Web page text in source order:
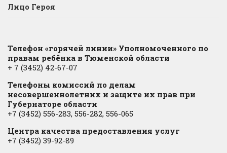
Лицо Героя
Телефон «горячей линии» Уполномоченного по
правам ребёнка в Тюменской области
+ 7 (3452) 42-67-07
Телефоны комиссий по делам
несовершеннолетних и защите их прав при
Губернаторе области
+7 (3452) 556-283, 556-282, 556-065
Центра качества предоставления услуг
+7 (3452) 39-92-89